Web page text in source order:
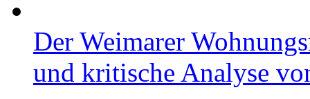
Der Weimarer
und kritische Analyse